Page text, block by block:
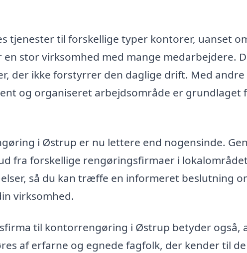
tjenester til forskellige typer kontorer, uanset
stor virksomhed med mange medarbejdere.
der ikke forstyrrer den daglige drift. Med andre
og organiseret arbejdsområde er grundlaget
i Østrup er nu lettere end nogensinde.
fra forskellige rengøringsfirmaer i
så du kan træffe en informeret beslutning
virksomhed.
til kontorrengøring i Østrup betyder også,
af erfarne og egnede fagfolk, der kender til